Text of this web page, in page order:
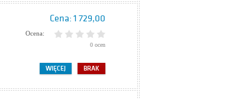
Cena: 1 729,00
Ocena:
0 ocen
BRAK
WIĘCEJ